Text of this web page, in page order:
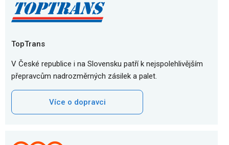
TopTrans
V České republice i na Slovensku patří k nejspolehlivějším
přepravcům nadrozměrných zásilek a palet.
Více o dopravci